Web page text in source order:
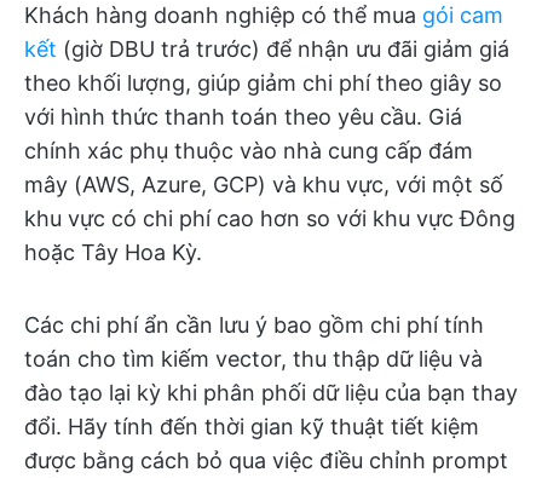
Khách hàng doanh nghiệp có thể mua gói cam
kết (giờ DBU trả trước) để nhận ưu đãi giảm giá
theo khối lượng, giúp giảm chi phí theo giây so
với hình thức thanh toán theo yêu cầu. Giá
chính xác phụ thuộc vào nhà cung cấp đám
mây (AWS, Azure, GCP) và khu vực, với một số
khu vực có chi phí cao hơn so với khu vực Đông
hoặc Tây Hoa Kỳ.
Các chi phí ẩn cần lưu ý bao gồm chi phí tính
toán cho tìm kiếm vector, thu thập dữ liệu và
đào tạo lại kỳ khi phân phối dữ liệu của bạn thay
đổi. Hãy tính đến thời gian kỹ thuật tiết kiệm
được bằng cách bỏ qua việc điều chỉnh prompt